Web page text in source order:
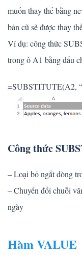
muốn thay thế bằng
bản cũ sẽ được thay
Ví dụ: công thức
trong ô A1 bằng dấu
=SUBSTITUTE(A2,
Công thức
– Loại bỏ ngắt dòng
– Chuyển đổi chuỗi
ngày
Hàm VALUE